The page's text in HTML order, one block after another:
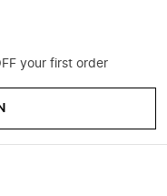
your first order